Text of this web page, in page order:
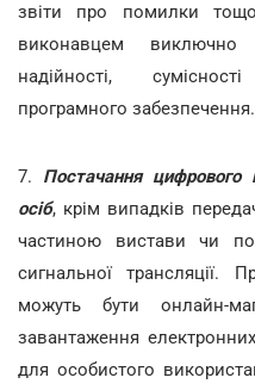
звіти про помилки
виконавцем
надійності,
програмного забезпечення.
7. Постачання
осіб, крім випадків
частиною вистави чи
сигнальної трансляції.
можуть бути онлайн-
завантаження
для особистого